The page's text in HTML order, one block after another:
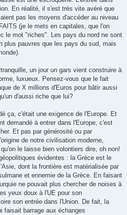
En réalité, il s'est très vite avéré que
pas les moyens d'accéder au niveau
(je le mets en capitales, que l'on
le mot "riches". Les pays du nord ne sont
plus pauvres que les pays du sud, mais
un jour un gars vient construire à
luxueux. Pensez-vous que le fait
de X millions d'Euros pour bâtir aussi
d'aussi riche que lui?
ça, c'était une exigence de l'Europe. Et
demandé à entrer dans l'Europe, c'est
Et pas par générosité ou par
de notre civilisation moderne,
le laisse bien volontiers dire, oh non!
évidentes : la Grèce est le
dont la frontière est matérialisée par
et ennemie de la Grèce. En faisant
ne pouvait plus chercher de noises à
yeux doux à l'UE pour son
son entrée dans l'Union. De fait, la
faisait barrage aux échanges